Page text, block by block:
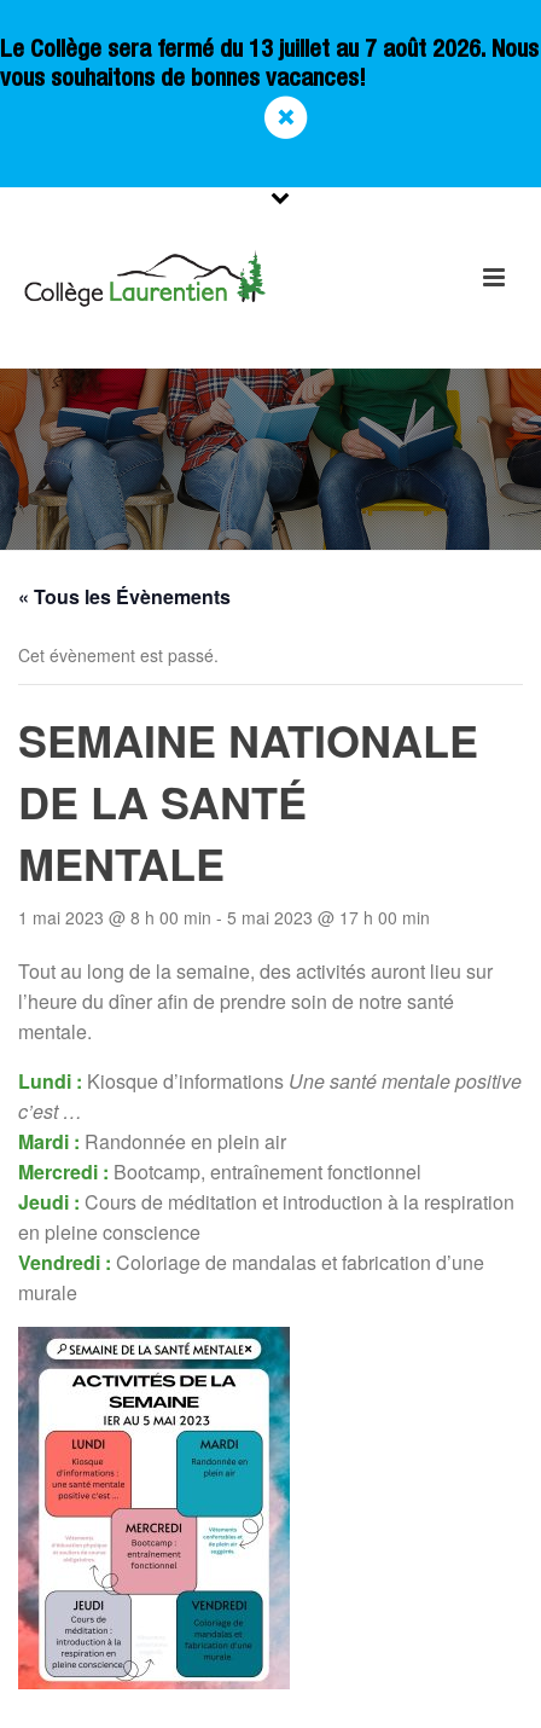
Le Collège sera fermé du 13 juillet au 7 août 2026. Nous
vous souhaitons de bonnes vacances!
« Tous les Évènements
Cet évènement est passé.
SEMAINE NATIONALE
DE LA SANTÉ
MENTALE
1 mai 2023 @ 8 h 00 min - 5 mai 2023 @ 17 h 00 min
Tout au long de la semaine, des activités auront lieu sur
l’heure du dîner afin de prendre soin de notre santé
mentale.
Lundi : Kiosque d’informations Une santé mentale positive
c’est …
Mardi : Randonnée en plein air
Mercredi : Bootcamp, entraînement fonctionnel
Jeudi : Cours de méditation et introduction à la respiration
en pleine conscience
Vendredi : Coloriage de mandalas et fabrication d’une
murale